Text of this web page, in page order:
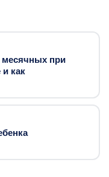
месячных при
и как